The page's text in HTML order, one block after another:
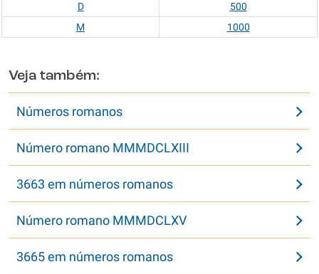
D
500
M
1000
Veja também:
Números romanos
Número romano MMMDCLXIII
3663 em números romanos
Número romano MMMDCLXV
3665 em números romanos